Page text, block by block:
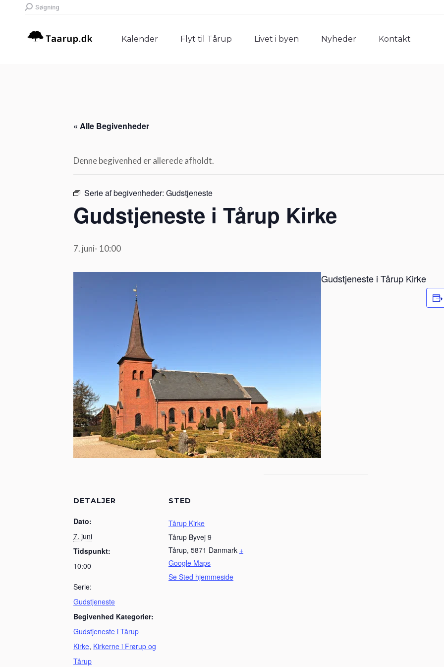
Search:
Søgning
Kalender Flyt til Tårup Livet i byen Nyheder Kontakt
« Alle Begivenheder
Denne begivenhed er allerede afholdt.
Serie af begivenheder: Gudstjeneste
Gudstjeneste i Tårup Kirke
7. juni- 10:00
Gudstjeneste i Tårup Kirke
DETALJER
Dato:
7. juni
Tidspunkt:
10:00
Serie:
Gudstjeneste
Begivenhed Kategorier:
Gudstjeneste i Tårup
Kirke, Kirkerne i Frørup og
Tårup
STED
Tårup Kirke
Tårup Byvej 9
Tårup, 5871 Danmark +
Google Maps
Se Sted hjemmeside
Kalender Flyt til Tårup Livet i byen Nyheder Kontakt